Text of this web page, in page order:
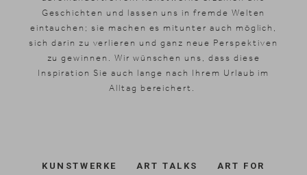
Geschichten und lassen uns in fremde Welten
eintauchen; sie machen es mitunter auch möglich,
sich darin zu verlieren und ganz neue Perspektiven
zu gewinnen. Wir wünschen uns, dass diese
Inspiration Sie auch lange nach Ihrem Urlaub im
Alltag bereichert.
KUNSTWERKE ART TALKS
ART FOR